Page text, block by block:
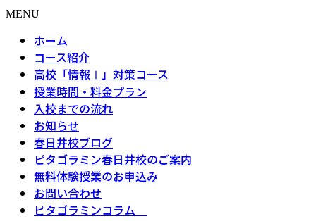
MENU
ホーム
コース紹介
高校「情報Ⅰ」対策コース
授業時間・料金プラン
入校までの流れ
お知らせ
春日井校ブログ
ピタゴラミン春日井校のご案内
無料体験授業のお申込み
お問い合わせ
ピタゴラミンコラム